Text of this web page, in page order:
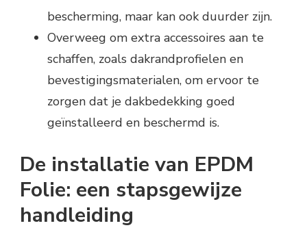
bescherming, maar kan ook duurder zijn.
Overweeg om extra accessoires aan te
schaffen, zoals dakrandprofielen en
bevestigingsmaterialen, om ervoor te
zorgen dat je dakbedekking goed
geïnstalleerd en beschermd is.
De installatie van EPDM
Folie: een stapsgewijze
handleiding